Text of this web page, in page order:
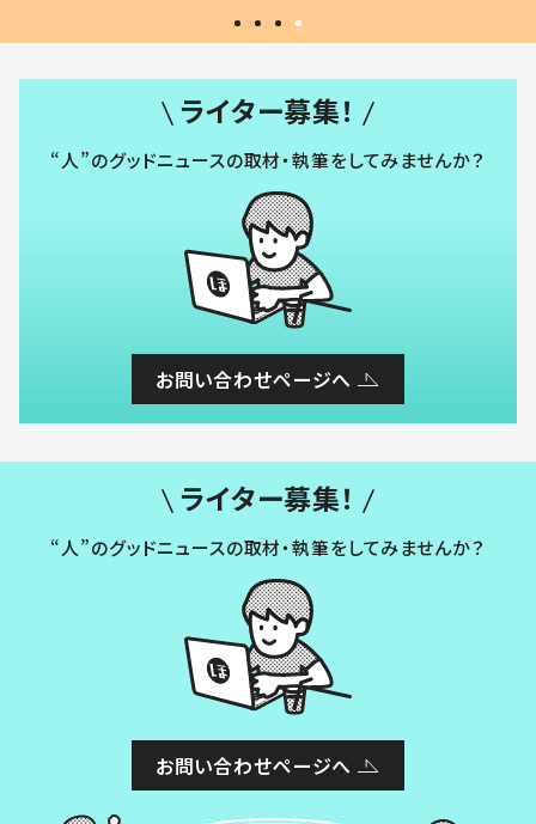
ライター募集！
“人”のグッドニュースの取材・執筆をしてみませんか？
お問い合わせページへ
ライター募集！
“人”のグッドニュースの取材・執筆をしてみませんか？
お問い合わせページへ